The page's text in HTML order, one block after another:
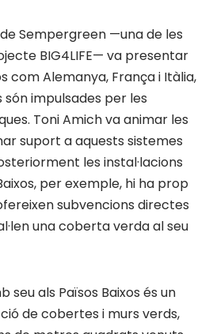
Sempergreen —una de les
BIG4LIFE— va presentar
com Alemanya, França i Itàlia,
impulsades per les
Toni Amich va animar les
suport a aquests sistemes
les instal·lacions
per exemple, hi ha prop
subvencions directes
una coberta verda al seu
seu als Països Baixos és un
de cobertes i murs verds,